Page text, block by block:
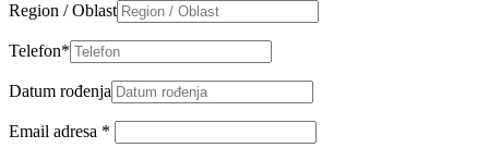
Region / Oblast
Telefon*
Datum rođenja
Email adresa *